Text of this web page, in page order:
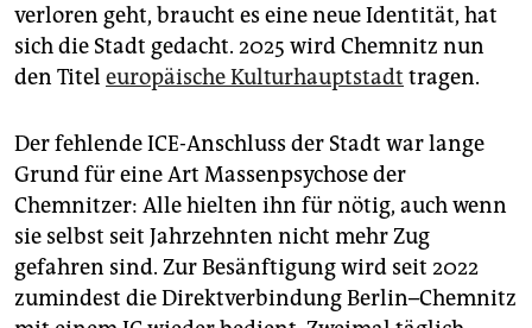
Ob Ersatzverkehr ab Leipzig oder Ticketdschungel
bei der Anfahrt ab Berlin: die Hin­der­nisse liegen auf
den Schienen.
verloren geht, braucht es eine neue Identität, hat
sich die Stadt gedacht. 2025 wird Chemnitz nun
den Titel europäische Kulturhauptstadt tragen.
Der fehlende ICE-Anschluss der Stadt war lange
Grund für eine Art Massenpsychose der
Chemnitzer: Alle hielten ihn für nötig, auch wenn
sie selbst seit Jahrzehnten nicht mehr Zug
gefahren sind. Zur Besänftigung wird seit 2022
zumindest die Direktverbindung Berlin–Chemnitz